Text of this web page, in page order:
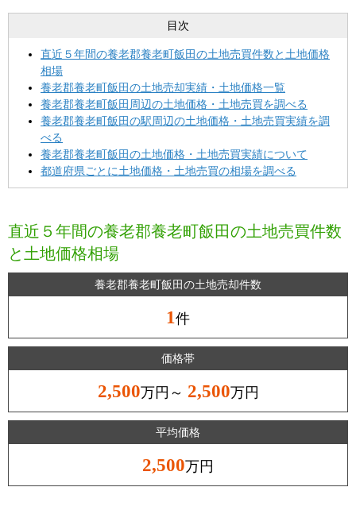
目次
直近５年間の養老郡養老町飯田の土地売買件数と土地価格
相場
養老郡養老町飯田の土地売却実績・土地価格一覧
養老郡養老町飯田周辺の土地価格・土地売買を調べる
養老郡養老町飯田の駅周辺の土地価格・土地売買実績を調
べる
養老郡養老町飯田の土地価格・土地売買実績について
都道府県ごとに土地価格・土地売買の相場を調べる
直近５年間の養老郡養老町飯田の土地売買件数
と土地価格相場
養老郡養老町飯田の土地売却件数
1件
価格帯
2,500万円～ 2,500万円
平均価格
2,500万円